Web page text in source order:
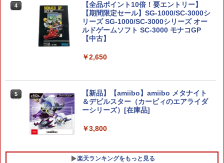
4
【全品ポイント10倍！要エントリー】
【期間限定セール】SG-1000/SC-3000シ
リーズ SG-1000/SC-3000シリーズ オー
ルドゲームソフト SC-3000 モナコGP
【中古】
￥2,650
5
【新品】【amiibo】amiibo メタナイト
＆デビルスター（カービィのエアライダ
ーシリーズ）[在庫品]
￥3,800
楽天ランキングをもっと見る